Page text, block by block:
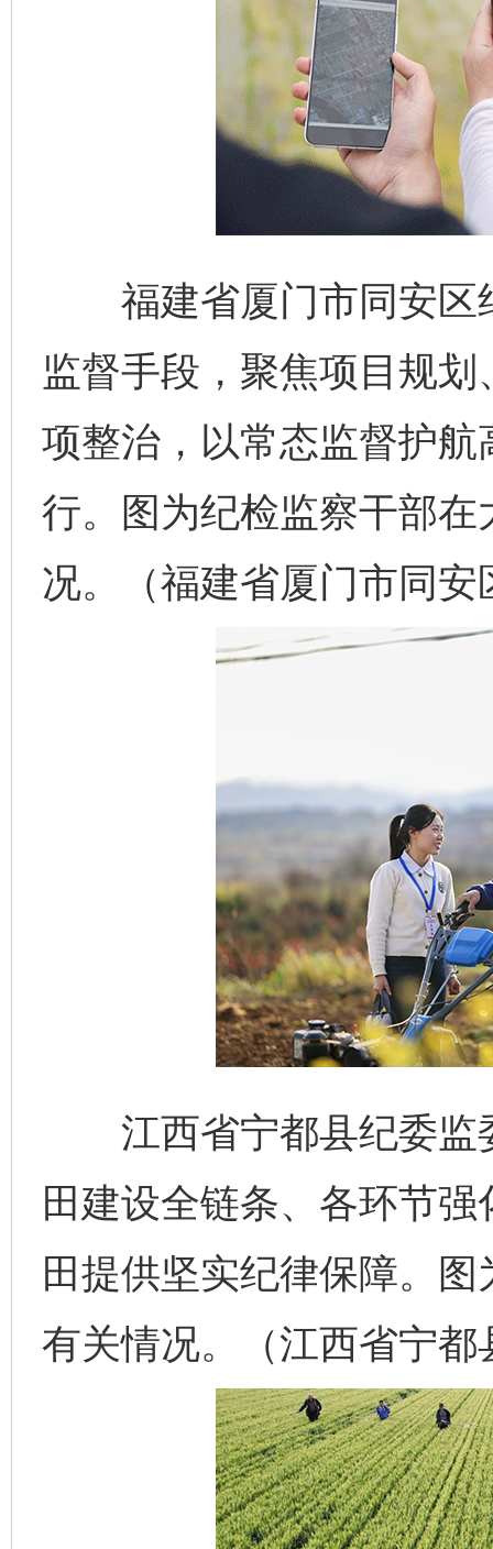
福建省厦门市同安区
监督手段，聚焦项目规
项整治，以常态监督护
行。图为纪检监察干部
况。（福建省厦门市同
江西省宁都县纪委监
田建设全链条、各环节
田提供坚实纪律保障。
有关情况。（江西省宁